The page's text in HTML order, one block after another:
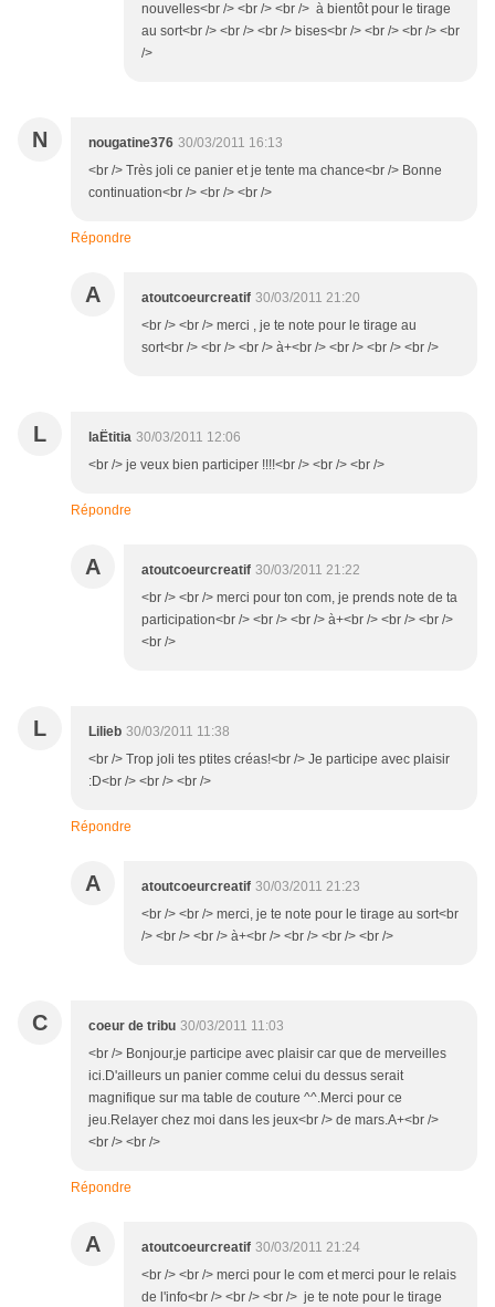
nouvelles<br /> <br /> <br /> à bientôt pour le tirage
au sort<br /> <br /> <br /> bises<br /> <br /> <br /> <br
/>
N nougatine376 30/03/2011 16:13
<br /> Très joli ce panier et je tente ma chance<br /> Bonne
continuation<br /> <br /> <br />
Répondre
A atoutcoeurcreatif 30/03/2011 21:20
<br /> <br /> merci , je te note pour le tirage au
sort<br /> <br /> <br /> à+<br /> <br /> <br /> <br />
L laËtitia 30/03/2011 12:06
<br /> je veux bien participer !!!!<br /> <br /> <br />
Répondre
A atoutcoeurcreatif 30/03/2011 21:22
<br /> <br /> merci pour ton com, je prends note de ta
participation<br /> <br /> <br /> à+<br /> <br /> <br />
<br />
L Lilieb 30/03/2011 11:38
<br /> Trop joli tes ptites créas!<br /> Je participe avec plaisir
:D<br /> <br /> <br />
Répondre
A atoutcoeurcreatif 30/03/2011 21:23
<br /> <br /> merci, je te note pour le tirage au sort<br
/> <br /> <br /> à+<br /> <br /> <br /> <br />
C coeur de tribu 30/03/2011 11:03
<br /> Bonjour,je participe avec plaisir car que de merveilles
ici.D'ailleurs un panier comme celui du dessus serait
magnifique sur ma table de couture ^^.Merci pour ce
jeu.Relayer chez moi dans les jeux<br /> de mars.A+<br />
<br /> <br />
Répondre
A atoutcoeurcreatif 30/03/2011 21:24
<br /> <br /> merci pour le com et merci pour le relais
de l'info<br /> <br /> <br /> je te note pour le tirage